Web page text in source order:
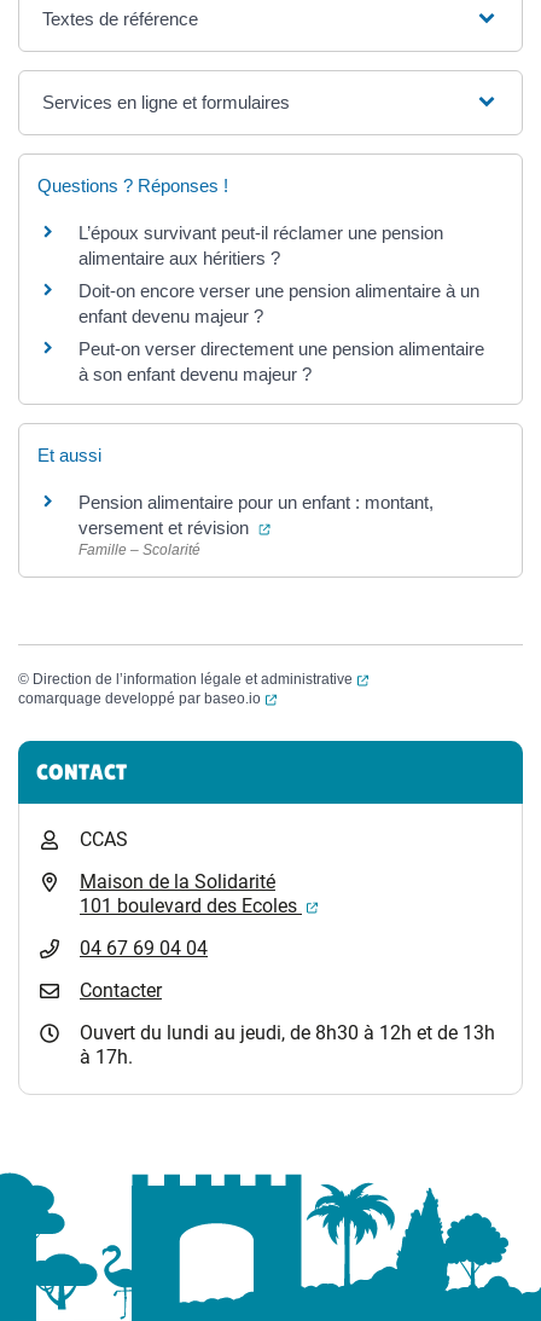
Textes de référence
Services en ligne et formulaires
Questions ? Réponses !
L’époux survivant peut-il réclamer une pension
alimentaire aux héritiers ?
Doit-on encore verser une pension alimentaire à un
enfant devenu majeur ?
Peut-on verser directement une pension alimentaire
à son enfant devenu majeur ?
Et aussi
Pension alimentaire pour un enfant : montant,
versement et révision
(ouverture dans un nouvel onglet)
Famille – Scolarité
© Direction de l’information légale et administrative
(ouverture dans un
comarquage developpé par baseo.io (ouverture dans un nouvel onglet)
Informations complémentaires
CONTACT
CCAS
Maison de la Solidarité
101 boulevard des Ecoles
(ouverture dans un
04 67 69 04 04
Contacter
Ouvert du lundi au jeudi, de 8h30 à 12h et de 13h
à 17h.